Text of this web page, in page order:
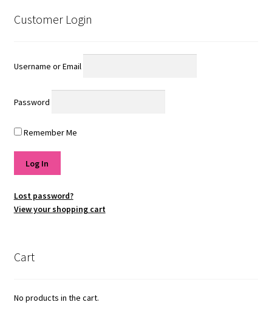
Customer Login
Username or Email
Password
Remember Me
Lost password?
View your shopping cart
Cart
No products in the cart.